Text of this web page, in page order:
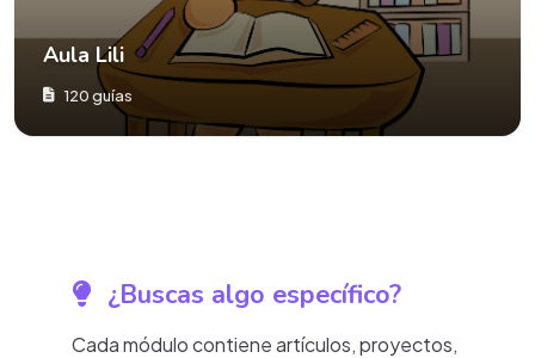
Aula Lili
120 guías
¿Buscas algo específico?
Cada módulo contiene artículos, proyectos,